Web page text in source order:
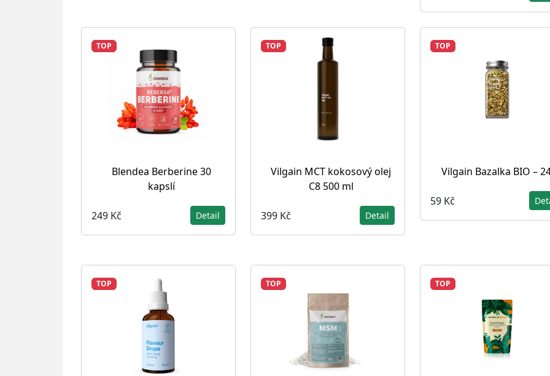
TOP
Blendea Berberine 30
kapslí
249 Kč Detail
TOP
Vilgain MCT kokosový olej
C8 500 ml
399 Kč Detail
TOP
Vilgain Bazalka BIO –
59 Kč
TOP TOP TOP